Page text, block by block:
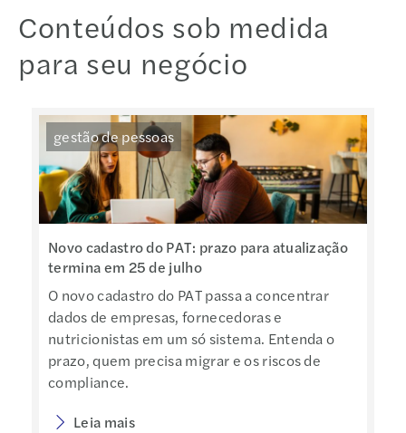
Conteúdos sob medida
para seu negócio
gestão de pessoas
Novo cadastro do PAT: prazo para atualização
termina em 25 de julho
O novo cadastro do PAT passa a concentrar
dados de empresas, fornecedoras e
nutricionistas em um só sistema. Entenda o
prazo, quem precisa migrar e os riscos de
compliance.
Leia mais